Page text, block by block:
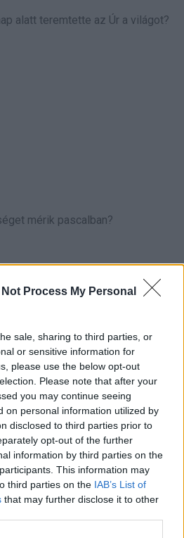
Not Process My Personal
sale, sharing to third parties, or
or sensitive information for
please use the below opt-out
Please note that after your
you may continue seeing
on personal information utilized by
disclosed to third parties prior to
opt-out of the further
information by third parties on the
This information may
third parties on the IAB’s List of
that may further disclose it to other
alatt teremtette az Úr a világot?
mérik pascalban?